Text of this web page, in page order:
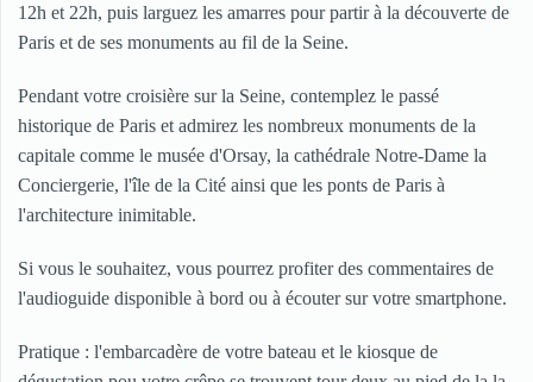
12h et 22h, puis larguez les amarres pour partir à la découverte de
Paris et de ses monuments au fil de la Seine.
Pendant votre croisière sur la Seine, contemplez le passé
historique de Paris et admirez les nombreux monuments de la
capitale comme le musée d'Orsay, la cathédrale Notre-Dame la
Conciergerie, l'île de la Cité ainsi que les ponts de Paris à
l'architecture inimitable.
Si vous le souhaitez, vous pourrez profiter des commentaires de
l'audioguide disponible à bord ou à écouter sur votre smartphone.
Pratique : l'embarcadère de votre bateau et le kiosque de